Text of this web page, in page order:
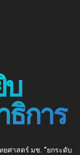
การ
ศาสตร์ มช. “ยกระดับ